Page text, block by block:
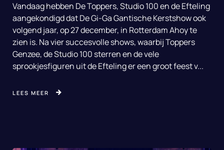
Vandaag hebben De Toppers, Studio 100 en de Efteling
aangekondigd dat De Gi-Ga Gantische Kerstshow ook
volgend jaar, op 27 december, in Rotterdam Ahoy te
zien is. Na vier succesvolle shows, waarbij Toppers
Genzee, de Studio 100 sterren en de vele
sprookjesfiguren uit de Efteling er een groot feest v...
LEES MEER